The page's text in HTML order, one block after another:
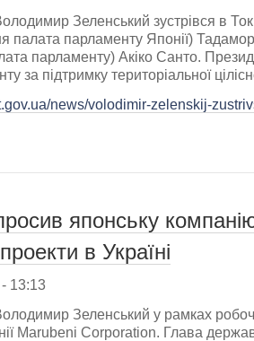
Зеленський зустрівся в
палата парламенту Японії)
парламенту) Акіко Санто.
за підтримку територіальної
news/volodimir-zelenskij-
японську
в Україні
13:13
Зеленський у рамках
Marubeni Corporation. Глава